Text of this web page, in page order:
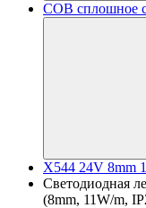
COB сплошное
X544 24V 8mm
Светодиодная
(8mm, 11W/m,